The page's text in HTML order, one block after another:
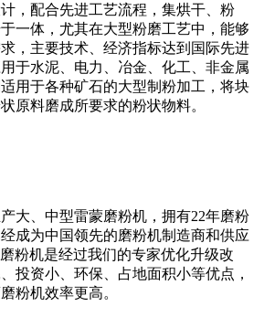
，配合先进工艺流程，集烘干、粉
一体，尤其在大型粉磨工艺中，能够
，主要技术、经济指标达到国际先进
于水泥、电力、冶金、化工、非金属
用于各种矿石的大型制粉加工，将块
原料磨成所要求的粉状物料。
大、中型雷蒙磨粉机，拥有22年磨粉
成为中国领先的磨粉机制造商和供应
粉机是经过我们的专家优化升级改
投资小、环保、占地面积小等优点，
粉机效率更高。